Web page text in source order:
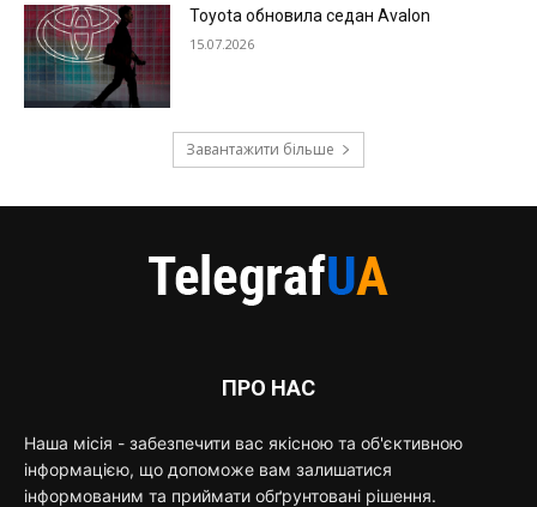
Toyota обновила седан Avalon
15.07.2026
Завантажити більше
ПРО НАС
Наша місія - забезпечити вас якісною та об'єктивною
інформацією, що допоможе вам залишатися
інформованим та приймати обґрунтовані рішення.